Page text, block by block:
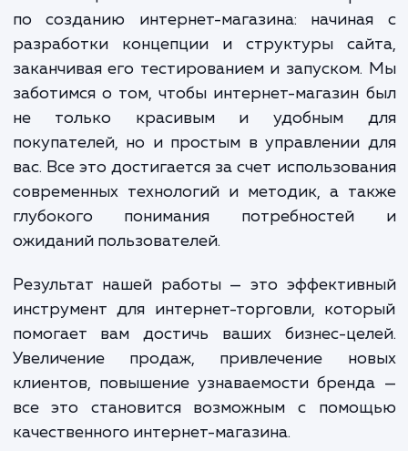
качество этих деталей
успешность вашего
интернете.
Наши специалисты выполняют все этапы
разработки концепции и структуры
заканчивая его тестированием и
заботимся о том, чтобы интернет-магазин
не только красивым и удобным
покупателей, но и простым в управлении